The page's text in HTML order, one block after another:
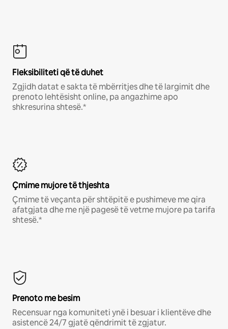
Fleksibiliteti që të duhet
Zgjidh datat e sakta të mbërritjes dhe të largimit dhe
prenoto lehtësisht online, pa angazhime apo
shkresurina shtesë.*
Çmime mujore të thjeshta
Çmime të veçanta për shtëpitë e pushimeve me qira
afatgjata dhe me një pagesë të vetme mujore pa tarifa
shtesë.*
Prenoto me besim
Recensuar nga komuniteti ynë i besuar i klientëve dhe
asistencë 24/7 gjatë qëndrimit të zgjatur.